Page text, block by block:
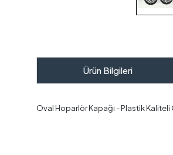
Ürün Bilgileri
Oval Hoparlör Kapağı - Plastik